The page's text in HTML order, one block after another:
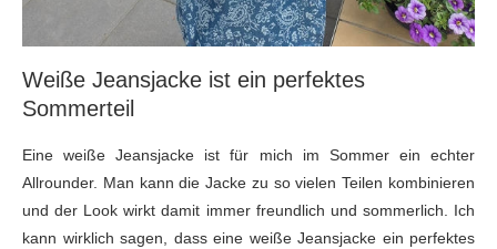
Weiße Jeansjacke ist ein perfektes
Sommerteil
Eine weiße Jeansjacke ist für mich im Sommer ein echter
Allrounder. Man kann die Jacke zu so vielen Teilen kombinieren
und der Look wirkt damit immer freundlich und sommerlich. Ich
kann wirklich sagen, dass eine weiße Jeansjacke ein perfektes